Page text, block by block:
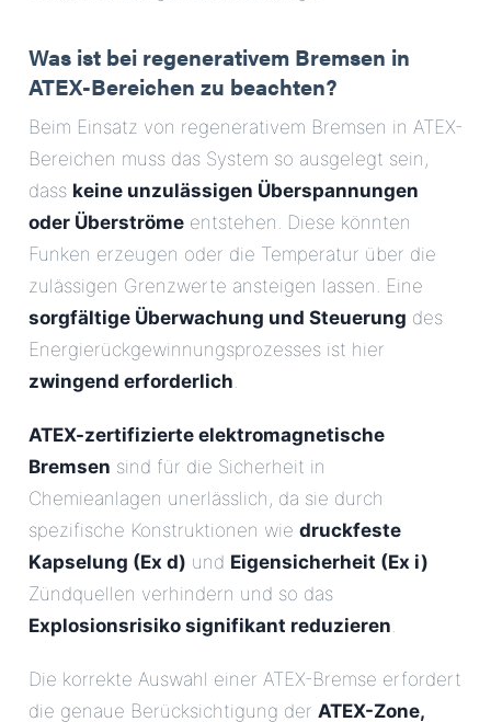
Was ist bei regenerativem Bremsen in
ATEX-Bereichen zu beachten?
Beim Einsatz von regenerativem Bremsen in ATEX-
Bereichen muss das System so ausgelegt sein,
dass keine unzulässigen Überspannungen
oder Überströme entstehen. Diese könnten
Funken erzeugen oder die Temperatur über die
zulässigen Grenzwerte ansteigen lassen. Eine
sorgfältige Überwachung und Steuerung des
Energierückgewinnungsprozesses ist hier
zwingend erforderlich.
ATEX-zertifizierte elektromagnetische
Bremsen sind für die Sicherheit in
Chemieanlagen unerlässlich, da sie durch
spezifische Konstruktionen wie druckfeste
Kapselung (Ex d) und Eigensicherheit (Ex i)
Zündquellen verhindern und so das
Explosionsrisiko signifikant reduzieren.
Die korrekte Auswahl einer ATEX-Bremse erfordert
die genaue Berücksichtigung der ATEX-Zone,